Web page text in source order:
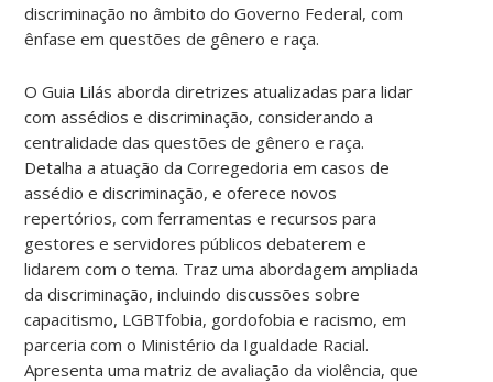
discriminação no âmbito do Governo Federal, com
ênfase em questões de gênero e raça.
O Guia Lilás aborda diretrizes atualizadas para lidar
com assédios e discriminação, considerando a
centralidade das questões de gênero e raça.
Detalha a atuação da Corregedoria em casos de
assédio e discriminação, e oferece novos
repertórios, com ferramentas e recursos para
gestores e servidores públicos debaterem e
lidarem com o tema. Traz uma abordagem ampliada
da discriminação, incluindo discussões sobre
capacitismo, LGBTfobia, gordofobia e racismo, em
parceria com o Ministério da Igualdade Racial.
Apresenta uma matriz de avaliação da violência, que